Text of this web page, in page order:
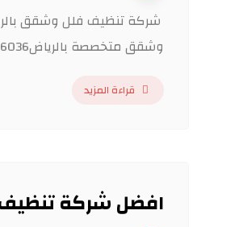
وشقق متخصصة بالرياض0552086036النظافة ليست مجرد مظهرٍ ...
قراءة المزيد
افضل شركة تنظيف